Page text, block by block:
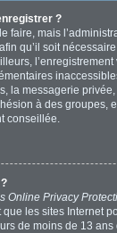
?
faire, mais
qu’il soit
la messagerie
à des groupes,
conseillée.
Online Privacy
les sites Internet
de moins de 13 ans